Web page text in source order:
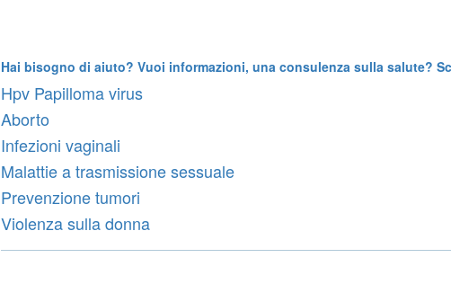
Hai bisogno di aiuto? Vuoi informazioni, una consulenza sulla salute?
Hpv Papilloma virus
Aborto
Infezioni vaginali
Malattie a trasmissione sessuale
Prevenzione tumori
Violenza sulla donna